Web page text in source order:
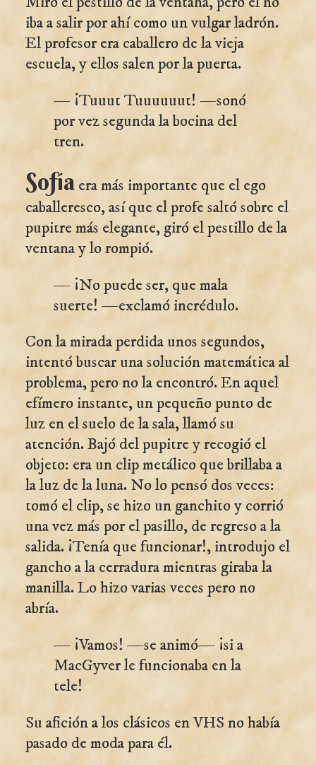
iba a salir por ahí como un vulgar ladrón.
El profesor era caballero de la vieja
escuela, y ellos salen por la puerta.
— ¡Tuuut Tuuuuuut! —sonó
por vez segunda la bocina del
tren.
Sofía era más importante que el ego
caballeresco, así que el profe saltó sobre el
pupitre más elegante, giró el pestillo de la
ventana y lo rompió.
— ¡No puede ser, que mala
suerte! —exclamó incrédulo.
Con la mirada perdida unos segundos,
intentó buscar una solución matemática al
problema, pero no la encontró. En aquel
efímero instante, un pequeño punto de
luz en el suelo de la sala, llamó su
atención. Bajó del pupitre y recogió el
objeto: era un clip metálico que brillaba a
la luz de la luna. No lo pensó dos veces:
tomó el clip, se hizo un ganchito y corrió
una vez más por el pasillo, de regreso a la
salida. ¡Tenía que funcionar!, introdujo el
gancho a la cerradura mientras giraba la
manilla. Lo hizo varias veces pero no
abría.
— ¡Vamos! —se animó— ¡si a
MacGyver le funcionaba en la
tele!
Su afición a los clásicos en VHS no había
pasado de moda para él.